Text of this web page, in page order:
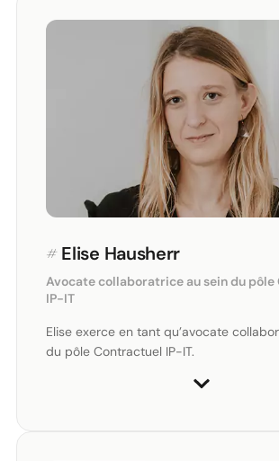
#Elise Hausherr
Avocate collaboratrice au sein du
IP-IT
Elise exerce en tant qu’avocate
du pôle Contractuel IP-IT.